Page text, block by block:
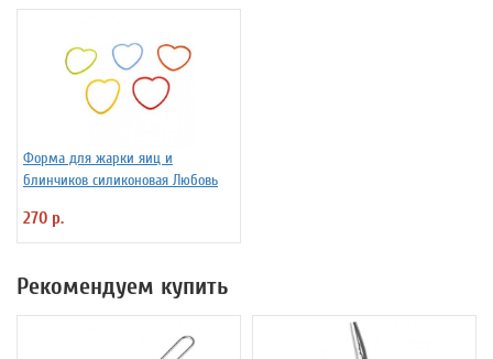
Форма для жарки яиц и
блинчиков силиконовая Любовь
270 р.
Рекомендуем купить